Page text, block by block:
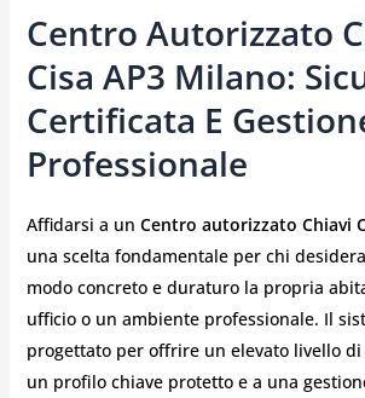
Centro Autorizzato
Cisa AP3 Milano:
Certificata E
Professionale
Affidarsi a un Centro autorizzato Chiavi
una scelta fondamentale per chi
modo concreto e duraturo la propria
ufficio o un ambiente professionale. Il
progettato per offrire un elevato livello di
un profilo chiave protetto e a una